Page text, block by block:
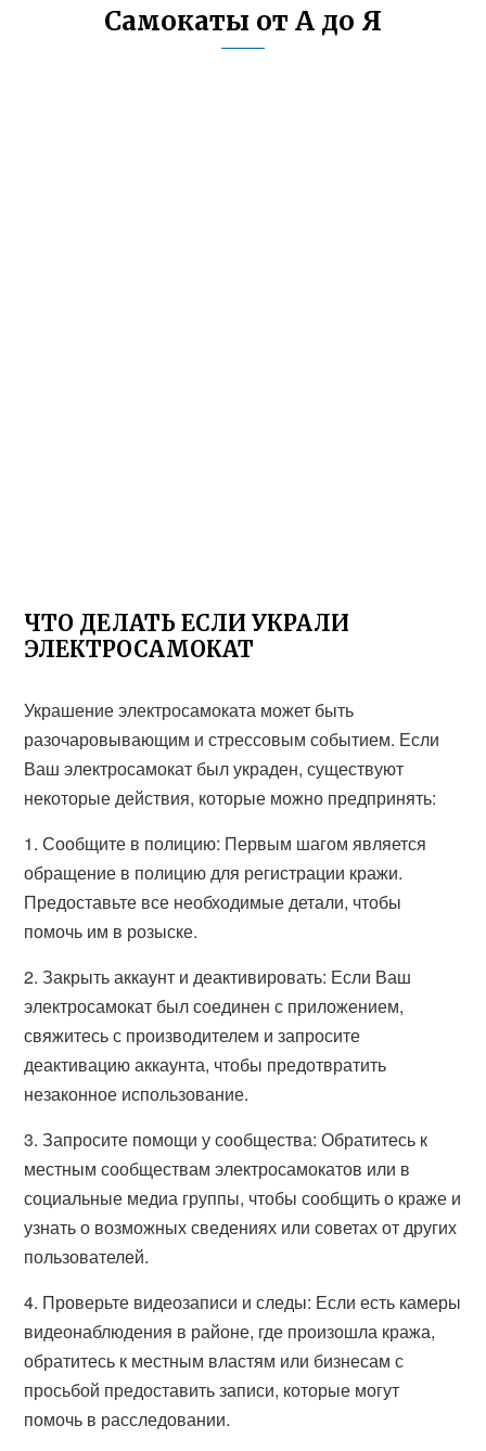
Самокаты от А до Я
ЧТО ДЕЛАТЬ ЕСЛИ УКРАЛИ
ЭЛЕКТРОСАМОКАТ
Украшение электросамоката может быть
разочаровывающим и стрессовым событием. Если
Ваш электросамокат был украден, существуют
некоторые действия, которые можно предпринять:
1. Сообщите в полицию: Первым шагом является
обращение в полицию для регистрации кражи.
Предоставьте все необходимые детали, чтобы
помочь им в розыске.
2. Закрыть аккаунт и деактивировать: Если Ваш
электросамокат был соединен с приложением,
свяжитесь с производителем и запросите
деактивацию аккаунта, чтобы предотвратить
незаконное использование.
3. Запросите помощи у сообщества: Обратитесь к
местным сообществам электросамокатов или в
социальные медиа группы, чтобы сообщить о краже и
узнать о возможных сведениях или советах от других
пользователей.
4. Проверьте видеозаписи и следы: Если есть камеры
видеонаблюдения в районе, где произошла кража,
обратитесь к местным властям или бизнесам с
просьбой предоставить записи, которые могут
помочь в расследовании.